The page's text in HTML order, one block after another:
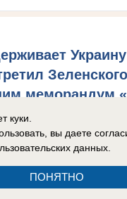
меморандум
считающаяся
окончательно
куки.
вы даете
данных.
ПОНЯТНО